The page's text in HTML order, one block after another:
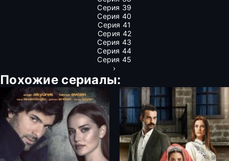
Серия 39
Серия 40
Серия 41
Серия 42
Серия 43
Серия 44
Серия 45
›
Похожие сериалы: